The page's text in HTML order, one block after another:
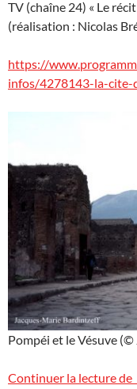
TV (chaîne 24) « Le
(réalisation : Nicolas
https://
infos/4278143-la-
Pompéi et le Vésuve
Continuer la lecture de